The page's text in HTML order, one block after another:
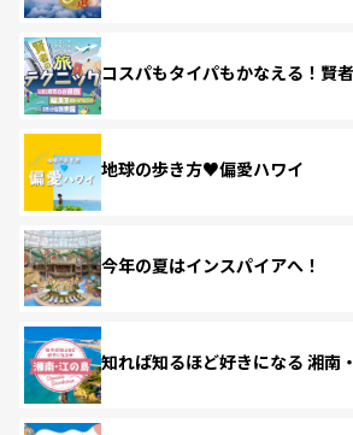
コスパもタイパもかなえる！賢
地球の歩き方♥偏愛ハワイ
今年の夏はインスパイアへ！
知れば知るほど好きになる 湘南